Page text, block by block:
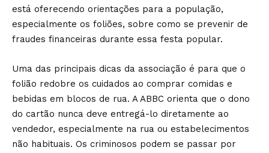
está oferecendo orientações para a população,
especialmente os foliões, sobre como se prevenir de
fraudes financeiras durante essa festa popular.
Uma das principais dicas da associação é para que o
folião redobre os cuidados ao comprar comidas e
bebidas em blocos de rua. A ABBC orienta que o dono
do cartão nunca deve entregá-lo diretamente ao
vendedor, especialmente na rua ou estabelecimentos
não habituais. Os criminosos podem se passar por